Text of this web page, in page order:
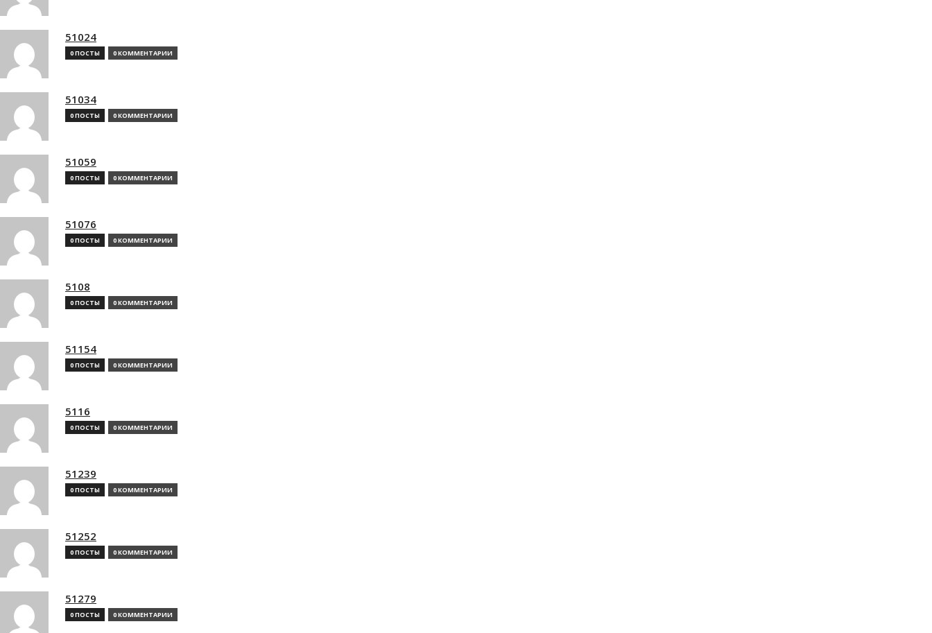
51024
0 ПОСТЫ 0 КОММЕНТАРИИ
51034
0 ПОСТЫ 0 КОММЕНТАРИИ
51059
0 ПОСТЫ 0 КОММЕНТАРИИ
51076
0 ПОСТЫ 0 КОММЕНТАРИИ
5108
0 ПОСТЫ 0 КОММЕНТАРИИ
51154
0 ПОСТЫ 0 КОММЕНТАРИИ
5116
0 ПОСТЫ 0 КОММЕНТАРИИ
51239
0 ПОСТЫ 0 КОММЕНТАРИИ
51252
0 ПОСТЫ 0 КОММЕНТАРИИ
51279
0 ПОСТЫ 0 КОММЕНТАРИИ